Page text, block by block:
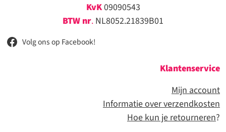
KvK09090543
BTW nr. NL8052.21839B01
Volg ons op Facebook!
Klantenservice
Mijn account
Informatie over verzendkosten
Hoe kun je retourneren?